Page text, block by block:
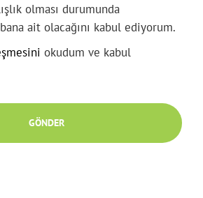
olması durumunda
ait olacağını kabul ediyorum.
okudum ve kabul
GÖNDER